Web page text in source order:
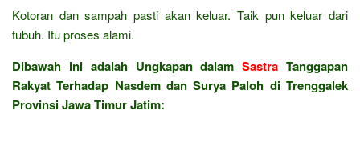
Kotoran dan sampah pasti akan keluar. Taik pun keluar dari
tubuh. Itu proses alami.
Dibawah ini adalah Ungkapan dalamSastra Tanggapan
Rakyat Terhadap Nasdem dan Surya Paloh di Trenggalek
Provinsi Jawa Timur Jatim: